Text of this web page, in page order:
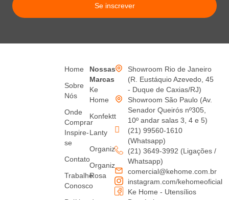
Se inscrever
Home
Sobre
Nós
Onde
Comprar
Inspire-
se
Contato
Trabalhe
Conosco
Nossas
Marcas
Ke
Home
Konfektt
Lanty
Organiz
Organiz
Rosa
Showroom Rio de Janeiro
(R. Eustáquio Azevedo, 45
- Duque de Caxias/RJ)
Showroom São Paulo (Av.
Senador Queirós nº305,
10º andar salas 3, 4 e 5)
(21) 99560-1610
(Whatsapp)
(21) 3649-3992 (Ligações /
Whatsapp)
comercial@kehome.com.br
instagram.com/kehomeoficial
Ke Home - Utensílios